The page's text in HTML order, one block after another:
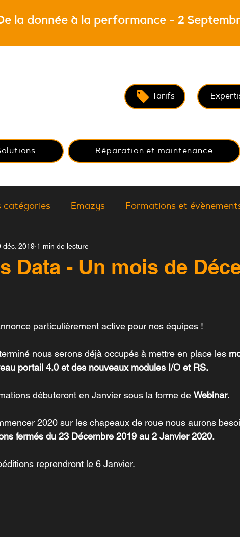
la donnée à la performance - 2
Tarifs
Réparation et maintenance
catégories Emazys Formations et
Enerest 4.0
Auroras Grid
Data - Un mois de
déc. 2019 1 min de lecture
particulièrement active pour nos équipes !
nous serons déjà occupés à mettre en place les
portail 4.0 et des nouveaux modules I/O et RS.
débuteront en Janvier sous la forme de Webinar.
2020 sur les chapeaux de roue nous aurons
fermés du 23 Décembre 2019 au 2 Janvier 2020.
reprendront le 6 Janvier.